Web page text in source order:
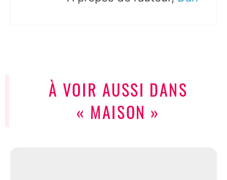
À VOIR AUSSI DANS
« MAISON »